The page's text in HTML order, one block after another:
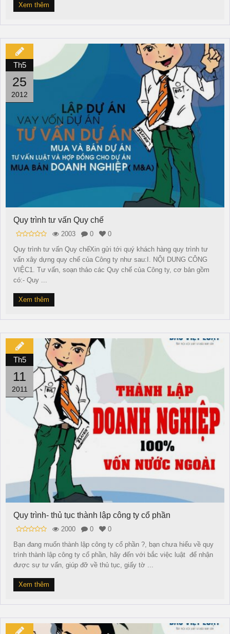
Xem thêm
Th5
25
2012
Quy trình tư vấn Quy chế
2003 0
0
Quy trình tư vấn Quy chếXin gửi tới quý khách hàng quy trình tư
vấn xây dựng quy chế của Công ty như sau:I. NỘI DUNG CÔNG
VIỆC1. Tư vấn, soạn thảo các Quy chế của Công ty, cơ bản gồm
có:- Quy ...
Xem thêm
Th5
11
2011
Quy trình- thủ tục thành lập công ty cổ phần
2000 0
0
Bạn đang muốn thành lập công ty cổ phần ?, bạn chưa hiểu về quy
trình thành lập công ty cổ phần, hãy đến với bắc việc luật để nhận
được sự tư vấn, giúp đỡ về thủ tục, giấy tờ ...
Xem thêm